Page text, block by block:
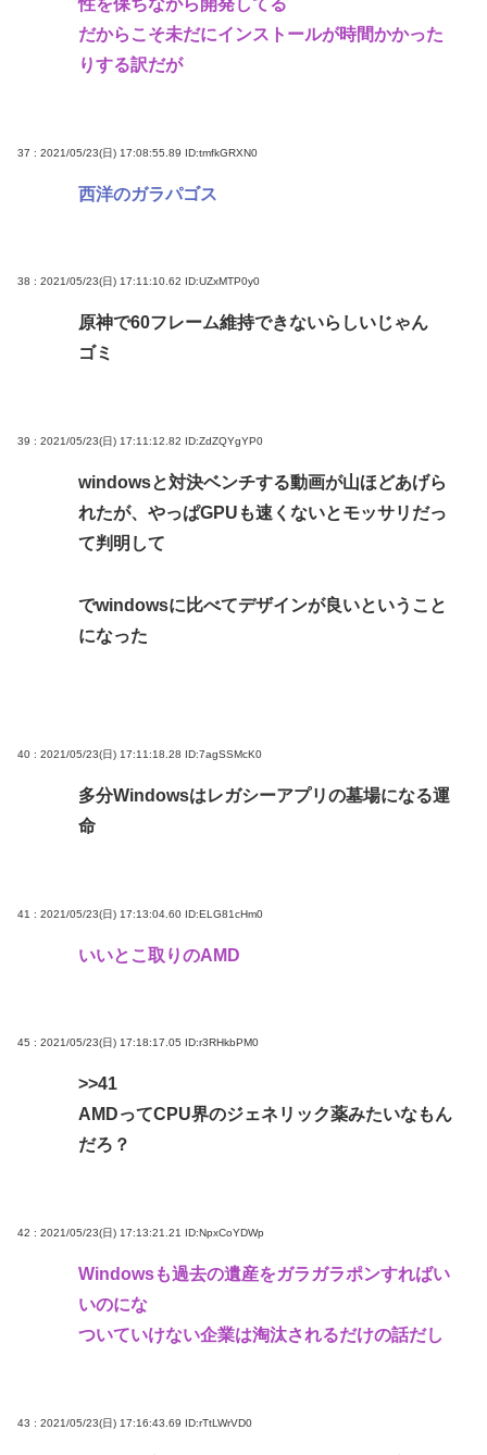
性を保ちながら開発してる
だからこそ未だにインストールが時間かかった
りする訳だが
37 : 2021/05/23(日) 17:08:55.89 ID:tmfkGRXN0
西洋のガラパゴス
38 : 2021/05/23(日) 17:11:10.62 ID:UZxMTP0y0
原神で60フレーム維持できないらしいじゃん
ゴミ
39 : 2021/05/23(日) 17:11:12.82 ID:ZdZQYgYP0
windowsと対決ベンチする動画が山ほどあげら
れたが、やっぱGPUも速くないとモッサリだっ
て判明して
でwindowsに比べてデザインが良いということ
になった
40 : 2021/05/23(日) 17:11:18.28 ID:7agSSMcK0
多分Windowsはレガシーアプリの墓場になる運
命
41 : 2021/05/23(日) 17:13:04.60 ID:ELG81cHm0
いいとこ取りのAMD
45 : 2021/05/23(日) 17:18:17.05 ID:r3RHkbPM0
>>41
AMDってCPU界のジェネリック薬みたいなもん
だろ？
42 : 2021/05/23(日) 17:13:21.21 ID:NpxCoYDWp
Windowsも過去の遺産をガラガラポンすればい
いのにな
ついていけない企業は淘汰されるだけの話だし
43 : 2021/05/23(日) 17:16:43.69 ID:rTtLWrVD0